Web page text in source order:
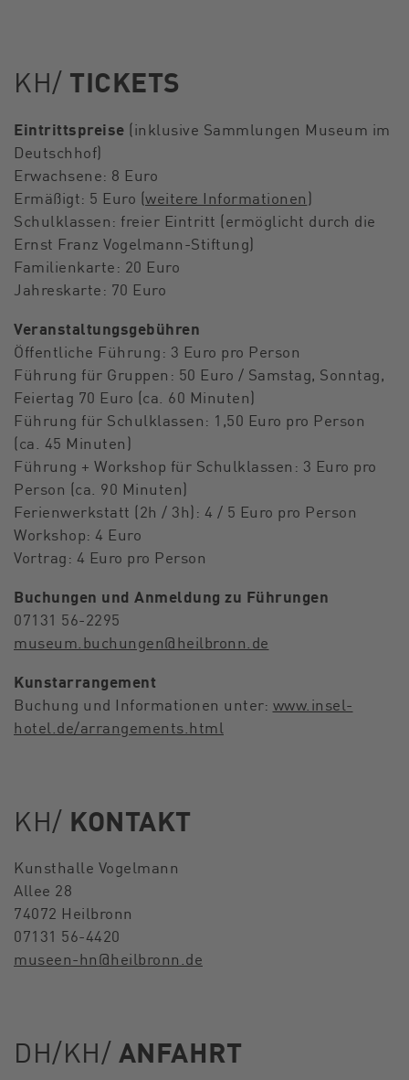
KH/ TICKETS
Eintrittspreise (inklusive Sammlungen Museum im
Deutschhof)
Erwachsene: 8 Euro
Ermäßigt: 5 Euro (weitere Informationen)
Schulklassen: freier Eintritt (ermöglicht durch die
Ernst Franz Vogelmann-Stiftung)
Familienkarte: 20 Euro
Jahreskarte: 70 Euro
Veranstaltungsgebühren
Öffentliche Führung: 3 Euro pro Person
Führung für Gruppen: 50 Euro / Samstag, Sonntag,
Feiertag 70 Euro (ca. 60 Minuten)
Führung für Schulklassen: 1,50 Euro pro Person
(ca. 45 Minuten)
Führung + Workshop für Schulklassen: 3 Euro pro
Person (ca. 90 Minuten)
Ferienwerkstatt (2h / 3h): 4 / 5 Euro pro Person
Workshop: 4 Euro
Vortrag: 4 Euro pro Person
Buchungen und Anmeldung zu Führungen
07131 56-2295
museum.buchungen@heilbronn.de
Kunstarrangement
Buchung und Informationen unter: www.insel-
hotel.de/arrangements.html
KH/ KONTAKT
Kunsthalle Vogelmann
Allee 28
74072 Heilbronn
07131 56-4420
museen-hn@heilbronn.de
DH/KH/ANFAHRT